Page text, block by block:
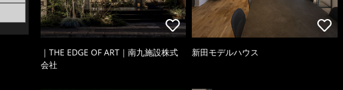
｜THE EDGE OF ART｜南九施設株式
会社
新田モデルハウス